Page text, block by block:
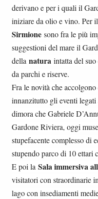
derivano e per i quali il
iniziare da olio e vino. Per
Sirmione sono fra le più
suggestioni del mare il
della natura intatta del
da parchi e riserve.
Fra le novità che
innanzitutto gli eventi legati
dimora che Gabriele
Gardone Riviera, oggi
stupefacente complesso di
stupendo parco di 10 ettari
E poi la Sala immersiva
visitatori con straordinarie
lago con insediamenti